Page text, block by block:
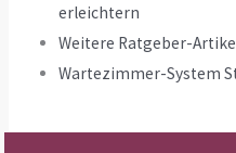
erleichtern
Weitere Ratgeber-
Wartezimmer-System